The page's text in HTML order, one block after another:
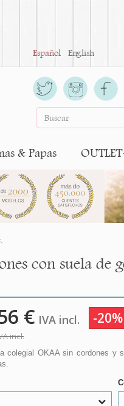
Español English
& Papas
con suela de
€ IVA incl. -20%
incl.
colegial OKAA sin cordones y